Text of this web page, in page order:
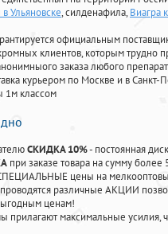
Ульяновске, силденафила, Виагра
официальным
клиентов, которым трудно
заказа любого
курьером по Москве и в
1м классом
СКИДКА 10%- постоянная
при заказе товара на сумму более
цены на
проводятся различные АКЦИИ
ценам!
прилагают максимальные усилия,